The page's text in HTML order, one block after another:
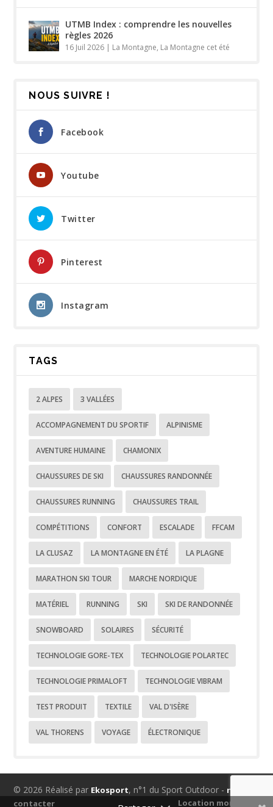
UTMB Index : comprendre les nouvelles
règles 2026
16 Juil 2026 | La Montagne, La Montagne cet été
NOUS SUIVRE !
Facebook
Youtube
Twitter
Pinterest
Instagram
TAGS
2 ALPES 3 VALLÉES
ACCOMPAGNEMENT DU SPORTIF ALPINISME
AVENTURE HUMAINE CHAMONIX
CHAUSSURES DE SKI CHAUSSURES RANDONNÉE
CHAUSSURES RUNNING CHAUSSURES TRAIL
COMPÉTITIONS CONFORT ESCALADE FFCAM
LA CLUSAZ LA MONTAGNE EN ÉTÉ LA PLAGNE
MARATHON SKI TOUR MARCHE NORDIQUE
MATÉRIEL RUNNING SKI SKI DE RANDONNÉE
SNOWBOARD SOLAIRES SÉCURITÉ
TECHNOLOGIE GORE-TEX TECHNOLOGIE POLARTEC
TECHNOLOGIE PRIMALOFT TECHNOLOGIE VIBRAM
TEST PRODUIT TEXTILE VAL D'ISÈRE
VAL THORENS VOYAGE ÉLECTRONIQUE
© 2026 Réalisé par Ekosport, n°1 du Sport Outdoor - nous
contacter
Location montagne